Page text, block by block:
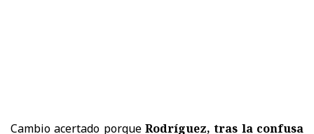
Cambio acertado porque Rodríguez, tras la confusa